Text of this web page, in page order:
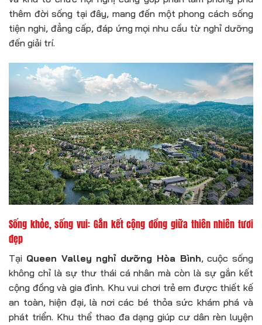
thêm đời sống tại đây, mang đến một phong cách sống
tiện nghi, đẳng cấp, đáp ứng mọi nhu cầu từ nghỉ dưỡng
đến giải trí.
Sống khỏe, sống vui: Gắn kết cộng đồng giữa thiên nhiên tươi
đẹp
Tại Queen Valley nghỉ dưỡng Hòa Bình, cuộc sống
không chỉ là sự thư thái cá nhân mà còn là sự gắn kết
cộng đồng và gia đình. Khu vui chơi trẻ em được thiết kế
an toàn, hiện đại, là nơi các bé thỏa sức khám phá và
phát triển. Khu thể thao đa dạng giúp cư dân rèn luyện